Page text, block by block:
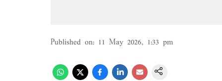
Published on: 11 May 2026, 1:33 pm